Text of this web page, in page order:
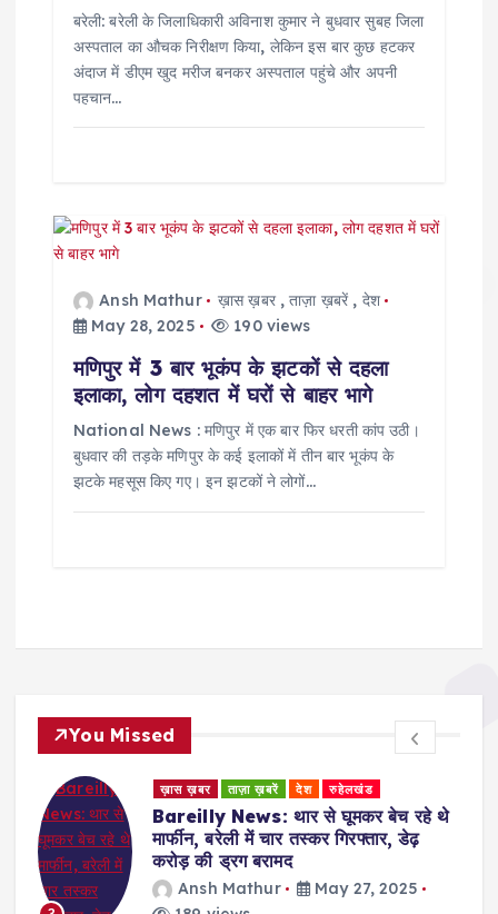
बरेली: बरेली के जिलाधिकारी अविनाश कुमार ने बुधवार सुबह जिला
अस्पताल का औचक निरीक्षण किया, लेकिन इस बार कुछ हटकर
अंदाज में डीएम खुद मरीज बनकर अस्पताल पहुंचे और अपनी
पहचान…
Ansh Mathur ख़ास ख़बर,ताज़ा ख़बरें , देश
May 28, 2025
190 views
मणिपुर में 3 बार भूकंप के झटकों से दहला
इलाका, लोग दहशत में घरों से बाहर भागे
National News : मणिपुर में एक बार फिर धरती कांप उठी।
बुधवार की तड़के मणिपुर के कई इलाकों में तीन बार भूकंप के
झटके महसूस किए गए। इन झटकों ने लोगों…
You Missed
ख़ास ख़बर ताज़ा ख़बरें देश रुहेलखंड
Bareilly News: थार से घूमकर बेच रहे थे
मार्फीन, बरेली में चार तस्कर गिरफ्तार, डेढ़
करोड़ की ड्रग बरामद
Ansh Mathur
May 27, 2025